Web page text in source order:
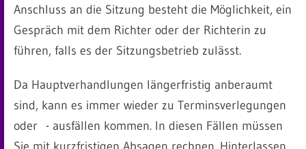
Anschluss an die Sitzung besteht die Möglichkeit, ein
Gespräch mit dem Richter oder der Richterin zu
führen, falls es der Sitzungsbetrieb zulässt.
Da Hauptverhandlungen längerfristig anberaumt
sind, kann es immer wieder zu Terminsverlegungen
oder - ausfällen kommen. In diesen Fällen müssen